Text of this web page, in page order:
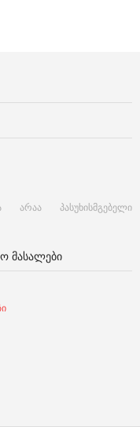
არაა პასუხისმგებელი
ᲛᲐᲡᲐᲚᲔᲑᲘ